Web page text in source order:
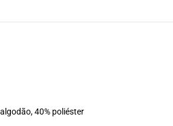
40% poliéster